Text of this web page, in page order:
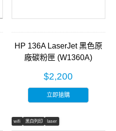
HP 136A LaserJet 黑色原
廠碳粉匣 (W1360A)
$2,200
立即搶購
wifi 黑白列印 laser